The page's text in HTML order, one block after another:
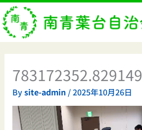
内
容
を
ス
キ
783172352.829149
Bysite-admin /2025年10月26日
動
画